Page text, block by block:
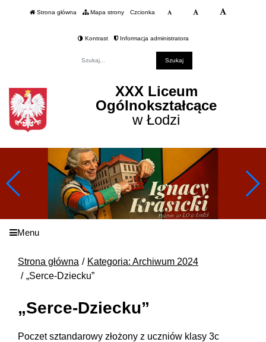
Strona główna Mapa strony Czcionka
Kontrast Informacja administratora
XXX Liceum
Ogólnokształcące
w Łodzi
Menu
Strona główna
Kategoria: Archiwum 2024
„Serce-Dziecku”
„Serce-Dziecku”
Poczet sztandarowy złożony z uczniów klasy 3c